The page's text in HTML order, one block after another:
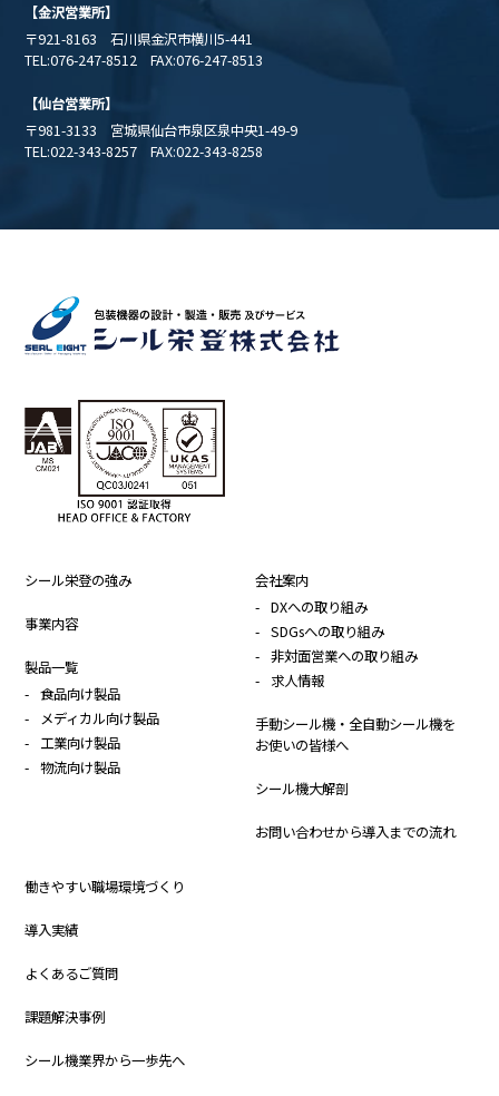
【金沢営業所】
〒921-8163 石川県金沢市横川5-441
TEL:076-247-8512 FAX:076-247-8513
【仙台営業所】
〒981-3133 宮城県仙台市泉区泉中央1-49-9
TEL:022-343-8257 FAX:022-343-8258
シール栄登の強み
事業内容
製品一覧
食品向け製品
メディカル向け製品
工業向け製品
物流向け製品
会社案内
DXへの取り組み
SDGsへの取り組み
非対面営業への取り組み
求人情報
手動シール機・全自動シール機を
お使いの皆様へ
シール機大解剖
お問い合わせから導入までの流れ
働きやすい職場環境づくり
導入実績
よくあるご質問
課題解決事例
シール機業界から一歩先へ